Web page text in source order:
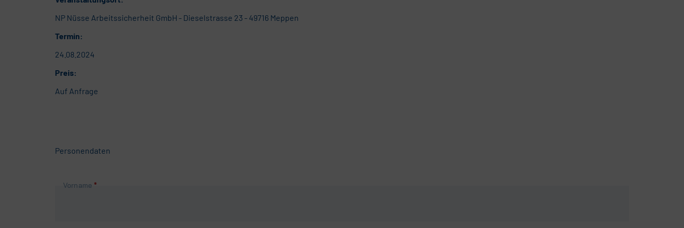
NP Nüsse Arbeitssicherheit GmbH - Dieselstrasse 23 - 49716 Meppen
Termin:
24.08.2024
Preis:
Auf Anfrage
Personendaten
Pflichtfeld
Vorname *